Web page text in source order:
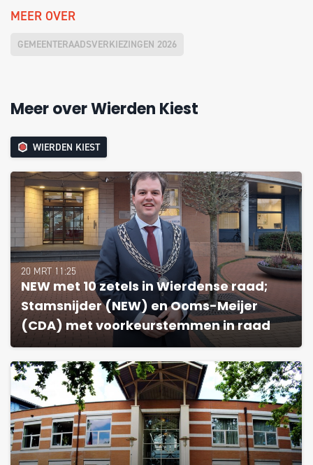
MEER OVER
GEMEENTERAADSVERKIEZINGEN 2026
Meer over Wierden Kiest
WIERDEN KIEST
20 MRT 11:25
NEW met 10 zetels in Wierdense raad;
Stamsnijder (NEW) en Ooms-Meijer
(CDA) met voorkeurstemmen in raad